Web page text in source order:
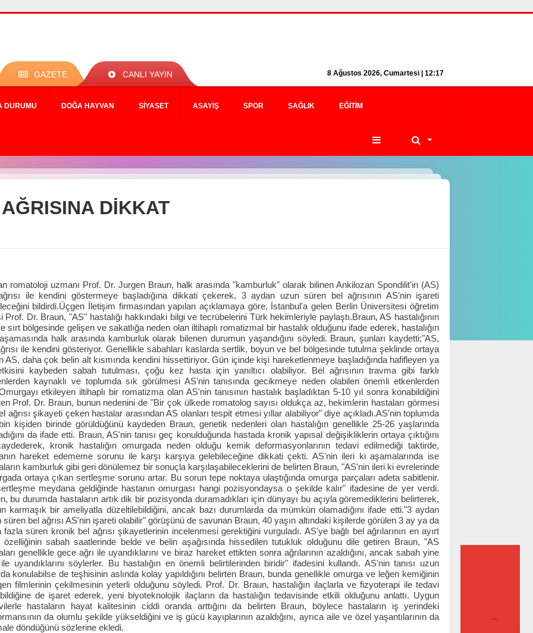
GAZETE CANLI YAYIN 8 Ağustos 2026, Cumartesi | 12:17
DURUMU DOĞA HAYVAN SIYASET ASAYIŞ SPOR SAĞLIK EĞITIM
DİKKAT
romatoloji uzmanı Prof. Dr. Jurgen Braun, halk arasında "kamburluk" olarak bilinen Ankilozan Spondilit'in (AS)
ile kendini göstermeye başladığına dikkati çekerek, 3 aydan uzun süren bel ağrısının AS'nin işareti
bildirdi.Üçgen İletişim firmasından yapılan açıklamaya göre, İstanbul'a gelen Berlin Üniversitesi öğretim
Prof. Dr. Braun, "AS" hastalığı hakkındaki bilgi ve tecrübelerini Türk hekimleriyle paylaştı.Braun, AS hastalığının
sırt bölgesinde gelişen ve sakatlığa neden olan iltihaplı romatizmal bir hastalık olduğunu ifade ederek, hastalığın
halk arasında kamburluk olarak bilenen durumun yaşandığını söyledi. Braun, şunları kaydetti;"AS,
ile kendini gösteriyor. Genellikle sabahları kaslarda sertlik, boyun ve bel bölgesinde tutulma şeklinde ortaya
AS, daha çok belin alt kısmında kendini hissettiriyor. Gün içinde kişi hareketlenmeye başladığında hafifleyen ya
kaybeden sabah tutulması, çoğu kez hasta için yanıltıcı olabiliyor. Bel ağrısının travma gibi farklı
kaynaklı ve toplumda sık görülmesi AS'nin tanısında gecikmeye neden olabilen önemli etkenlerden
etkileyen iltihaplı bir romatizma olan AS'nin tanısının hastalık başladıktan 5-10 yıl sonra konabildiğini
Prof. Dr. Braun, bunun nedenini de "Bir çok ülkede romatolog sayısı oldukça az, hekimlerin hastaları görmesi
ağrısı şikayeti çeken hastalar arasından AS olanları tespit etmesi yıllar alabiliyor" diye açıkladı.AS'nin toplumda
kişiden birinde görüldüğünü kaydeden Braun, genetik nedenleri olan hastalığın genellikle 25-26 yaşlarında
da ifade etti. Braun, AS'nin tanısı geç konulduğunda hastada kronik yapısal değişikliklerin ortaya çıktığını
kronik hastalığın omurgada neden olduğu kemik deformasyonlarının tedavi edilmediği taktirde,
hareket edememe sorunu ile karşı karşıya gelebileceğine dikkati çekti. AS'nin ileri ki aşamalarında ise
kamburluk gibi geri dönülemez bir sonuçla karşılaşabileceklerini de belirten Braun, "AS'nin ileri ki evrelerinde
ortaya çıkan sertleşme sorunu artar. Bu sorun tepe noktaya ulaştığında omurga parçaları adeta sabitlenir.
meydana geldiğinde hastanın omurgası hangi pozisyondaysa o şekilde kalır" ifadesine de yer verdi.
bu durumda hastaların artık dik bir pozisyonda duramadıkları için dünyayı bu açıyla göremediklerini belirterek,
karmaşık bir ameliyatla düzeltilebildiğini, ancak bazı durumlarda da mümkün olamadığını ifade etti."3 aydan
süren bel ağrısı AS'nin işareti olabilir" görüşünü de savunan Braun, 40 yaşın altındaki kişilerde görülen 3 ay ya da
fazla süren kronik bel ağrısı şikayetlerinin incelenmesi gerektiğini vurguladı. AS'ye bağlı bel ağrılarının en ayırt
özelliğinin sabah saatlerinde belde ve belin aşağısında hissedilen tutukluk olduğunu dile getiren Braun, "AS
genellikle gece ağrı ile uyandıklarını ve biraz hareket ettikten sonra ağrılarının azaldığını, ancak sabah yine
ile uyandıklarını söylerler. Bu hastalığın en önemli belirtilerinden biridir" ifadesini kullandı. AS'nin tanısı uzun
konulabilse de teşhisinin aslında kolay yapıldığını belirten Braun, bunda genellikle omurga ve leğen kemiğinin
filmlerinin çekilmesinin yeterli olduğunu söyledi. Prof. Dr. Braun, hastalığın ilaçlarla ve fizyoterapi ile tedavi
de işaret ederek, yeni biyoteknolojik ilaçların da hastalığın tedavisinde etkili olduğunu anlattı. Uygun
hastaların hayat kalitesinin ciddi oranda arttığını da belirten Braun, böylece hastaların iş yerindeki
da olumlu şekilde yükseldiğini ve iş gücü kayıplarının azaldığını, ayrıca aile ve özel yaşantılarının da
döndüğünü sözlerine ekledi.